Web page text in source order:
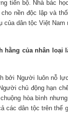
tiến bộ. Nhà bác
nền độc lập và
dân tộc Việt
của nhân loại
bởi Người luôn nỗ
chủ động hạn
hòa bình
các dân tộc trên thế